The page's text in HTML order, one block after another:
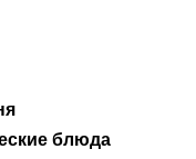
блюда